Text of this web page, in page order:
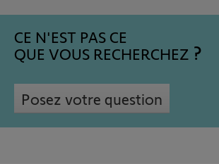
CE N'EST PAS CE
QUE VOUS RECHERCHEZ
Posez votre question